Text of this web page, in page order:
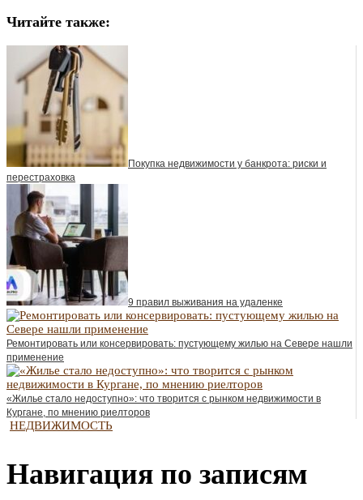
Читайте также:
Покупка недвижимости у банкрота: риски и
перестраховка
9 правил выживания на удаленке
Ремонтировать или консервировать: пустующему жилью на Севере нашли
применение
«Жилье стало недоступно»: что творится с рынком недвижимости в
Кургане, по мнению риелторов
НЕДВИЖИМОСТЬ
Навигация по записям